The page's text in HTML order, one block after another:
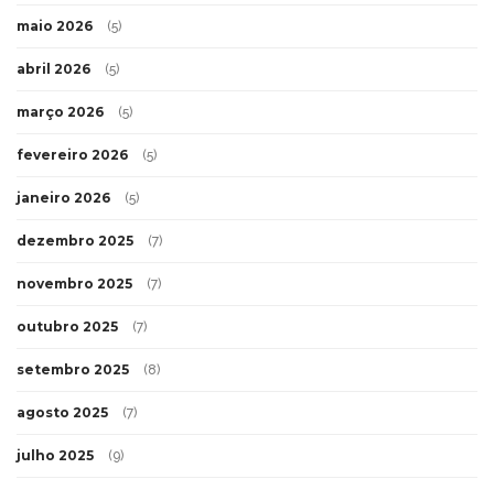
maio 2026 (5)
abril 2026 (5)
março 2026 (5)
fevereiro 2026 (5)
janeiro 2026 (5)
dezembro 2025 (7)
novembro 2025 (7)
outubro 2025 (7)
setembro 2025 (8)
agosto 2025 (7)
julho 2025 (9)